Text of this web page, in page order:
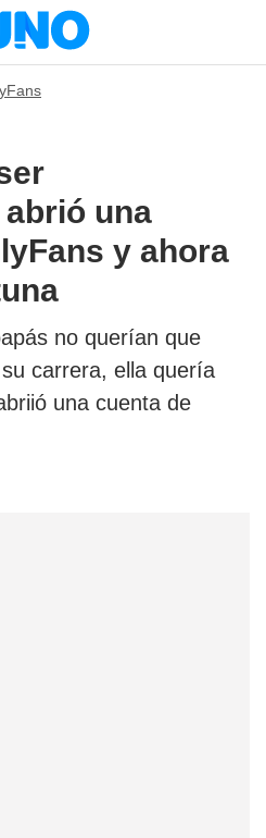
una
y ahora
no querían que
carrera, ella quería
una cuenta de